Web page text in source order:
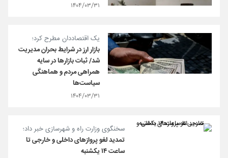
۱۴۰۴/۰۳/۳۱
یک اقتصاددان مطرح کرد؛
بازار ارز در شرایط بحران مدیریت
شد/ ثبات بازارها در سایه
همراهی مردم و هماهنگی
سیاست‌ها
۱۴۰۴/۰۳/۳۱
سخنگوی وزارت راه و شهرسازی خبر داد؛
تمدید لغو پروازهای داخلی و خارجی تا
ساعت ۱۴ یکشنبه